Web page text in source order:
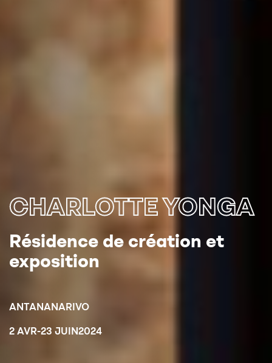
CHARLOTTE YONGA
Résidence de création et
exposition
ANTANANARIVO
2 AVR-23 JUIN2024